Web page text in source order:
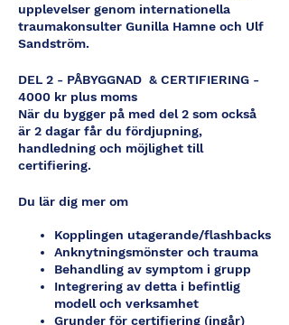
upplevelser genom internationella
traumakonsulter Gunilla Hamne och Ulf
Sandström.
DEL 2 - PÅBYGGNAD & CERTIFIERING -
4000 kr plus moms
När du bygger på med del 2 som också
är 2 dagar får du fördjupning,
handledning och möjlighet till
certifiering.
Du lär dig mer om
Kopplingen utagerande/flashbacks
Anknytningsmönster och trauma
Behandling av symptom i grupp
Integrering av detta i befintlig
modell och verksamhet
Grunder för certifiering (ingår)